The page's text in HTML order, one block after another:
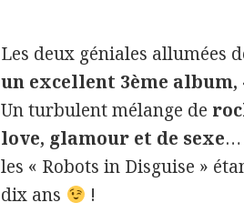
Les deux géniales allumées
un excellent 3ème album,
Un turbulent mélange de
love, glamour et de sexe…
les « Robots in Disguise »
dix ans
!